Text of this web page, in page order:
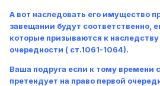
А вот наследовать его имущество
завещании будут соответственно,
которые призываются к
очередности ( ст.1061-1064).
Ваша подруга если к тому времени
претендует на право первой